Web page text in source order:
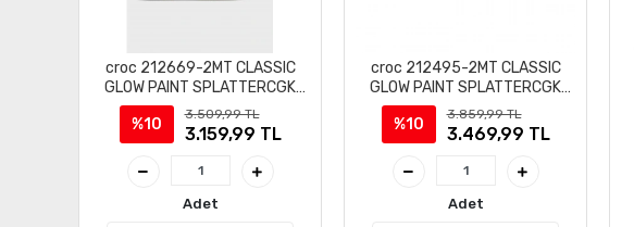
croc 212669-2MT CLASSIC
GLOW PAINT SPLATTERCGK
ÇOCUK SANDALET TERLİK
%10
3.509,99 TL
3.159,99 TL
Adet
croc 212495-2MT CLASSIC
GLOW PAINT SPLATTERCGK
ÇOCUK SANDALET TERLİK
%10
3.859,99 TL
3.469,99 TL
Adet